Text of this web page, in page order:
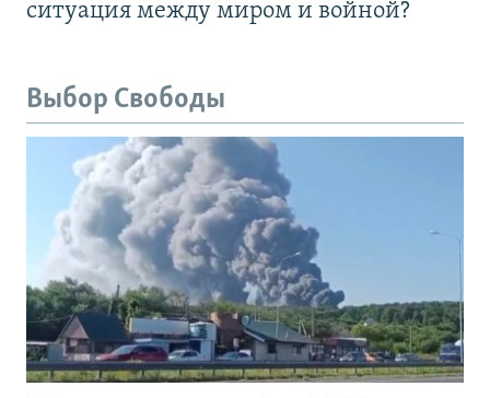
ситуация между миром и войной?
Выбор Свободы